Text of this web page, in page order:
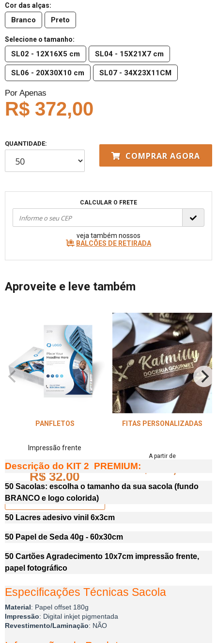
Cor das alças:
Branco Preto
Selecione o tamanho:
SL02 - 12X16X5 cm SL04 - 15X21X7 cm
SL06 - 20X30X10 cm SL07 - 34X23X11CM
Por Apenas
R$ 372,00
QUANTIDADE:
COMPRAR AGORA
CALCULAR O FRETE
veja também nossos
BALCÕES DE RETIRADA
Aproveite e leve também
PANFLETOS
Impressão frente
A partir de
R$ 32,00
DETALHES
FITAS PERSONALIZADAS
A partir de
R$ 124,50
DETALHES
Descrição do KIT 2 PREMIUM:
50 Sacolas: escolha o tamanho da sua sacola (fundo
BRANCO e logo colorida)
50 Lacres adesivo vinil 6x3cm
50 Papel de Seda 40g - 60x30cm
50 Cartões Agradecimento 10x7cm impressão frente,
papel fotográfico
Especificações Técnicas Sacola
Material: Papel offset 180g
Impressão: Digital inkjet pigmentada
Revestimento/Laminação: NÃO